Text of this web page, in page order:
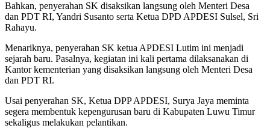
Bahkan, penyerahan SK disaksikan langsung oleh Menteri Desa
dan PDT RI, Yandri Susanto serta Ketua DPD APDESI Sulsel, Sri
Rahayu.
Menariknya, penyerahan SK ketua APDESI Lutim ini menjadi
sejarah baru. Pasalnya, kegiatan ini kali pertama dilaksanakan di
Kantor kementerian yang disaksikan langsung oleh Menteri Desa
dan PDT RI.
Usai penyerahan SK, Ketua DPP APDESI, Surya Jaya meminta
segera membentuk kepengurusan baru di Kabupaten Luwu Timur
sekaligus melakukan pelantikan.